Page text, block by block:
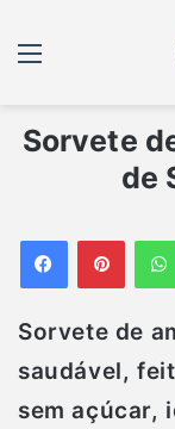
Menu
Sorvete
de
Facebook
Sorvete de
saudável,
sem açúcar,